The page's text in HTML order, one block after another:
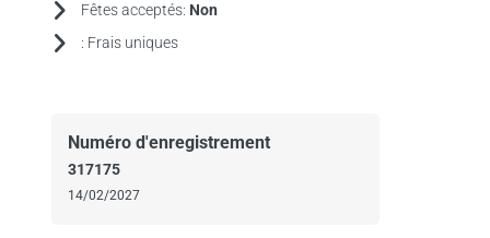
Fêtes acceptés: Non
: Frais uniques
Numéro d'enregistrement
317175
14/02/2027